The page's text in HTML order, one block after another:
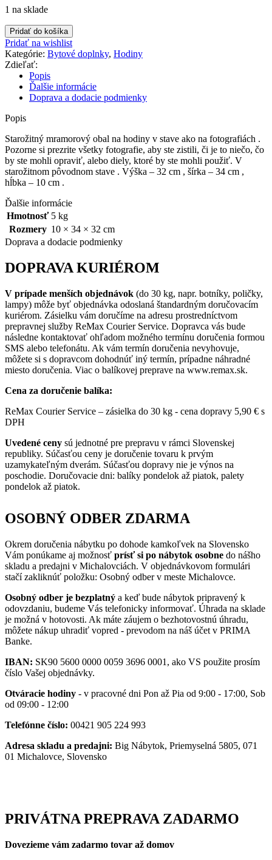
1 na sklade
množstvo
Obal
na
hodiny
mramorový
Pridať do košíka
Pridať na wishlist
Kategórie: Bytové doplnky, Hodiny
Zdieľať:
Popis
Ďalšie informácie
Doprava a dodacie podmienky
Popis
Starožitný mramorový obal na hodiny v stave ako na fotografiách .
Pozorne si prezrite všetky fotografie, aby ste zistili, či je to niečo, čo
by ste mohli opraviť, alebo diely, ktoré by ste mohli použiť. V
starožitnom pôvodnom stave . Výška – 32 cm , šírka – 34 cm ,
hĺbka – 10 cm .
Ďalšie informácie
Hmotnosť 5 kg
Rozmery 10 × 34 × 32 cm
Doprava a dodacie podmienky
DOPRAVA KURIÉROM
V prípade menších objednávok (do 30 kg, napr. botníky, poličky,
lampy) môže byť objednávka odoslaná štandardným doručovacím
kuriérom. Zásielku vám doručíme na adresu prostredníctvom
prepravnej služby ReMax Courier Service. Dopravca vás bude
následne kontaktovať ohľadom možného termínu doručenia formou
SMS alebo telefonátu. Ak vám termín doručenia nevyhovuje,
môžete si s dopravcom dohodnúť iný termín, prípadne náhradné
miesto doručenia. Viac o balíkovej preprave na www.remax.sk.
Cena za doručenie balíka:
ReMax Courier Service – zásielka do 30 kg - cena dopravy 5,90 € s
DPH
Uvedené ceny sú jednotné pre prepravu v rámci Slovenskej
republiky. Súčasťou ceny je doručenie tovaru k prvým
uzamykateľným dverám. Súčasťou dopravy nie je výnos na
poschodie. Doručovacie dni: balíky pondelok až piatok, palety
pondelok až piatok.
OSOBNÝ ODBER ZDARMA
Okrem doručenia nábytku po dohode kamkoľvek na Slovensko
Vám ponúkame aj možnosť prísť si po nábytok osobne do nášho
skladu a predajni v Michalovciách. V objednávkovom formulári
stačí zakliknúť položku: Osobný odber v meste Michalovce.
Osobný odber je bezplatný a keď bude nábytok pripravený k
odovzdaniu, budeme Vás telefonicky informovať. Úhrada na sklade
je možná v hotovosti. Ak máte záujem o bezhotovostnú úhradu,
môžete nákup uhradiť vopred - prevodom na náš účet v PRIMA
Banke.
IBAN: SK90 5600 0000 0059 3696 0001, ako VS použite prosím
číslo Vašej objednávky.
Otváracie hodiny - v pracovné dni Pon až Pia od 9:00 - 17:00, Sob
od 09:00 - 12:00
Telefónne číslo: 00421 905 224 993
Adresa skladu a predajni: Big Nábytok, Priemyselná 5805, 071
01 Michalovce, Slovensko
PRIVÁTNA PREPRAVA ZADARMO
Dovezieme vám zadarmo tovar až domov